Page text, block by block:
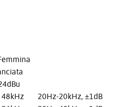
48kHz 20Hz-20kHz, ±1dB